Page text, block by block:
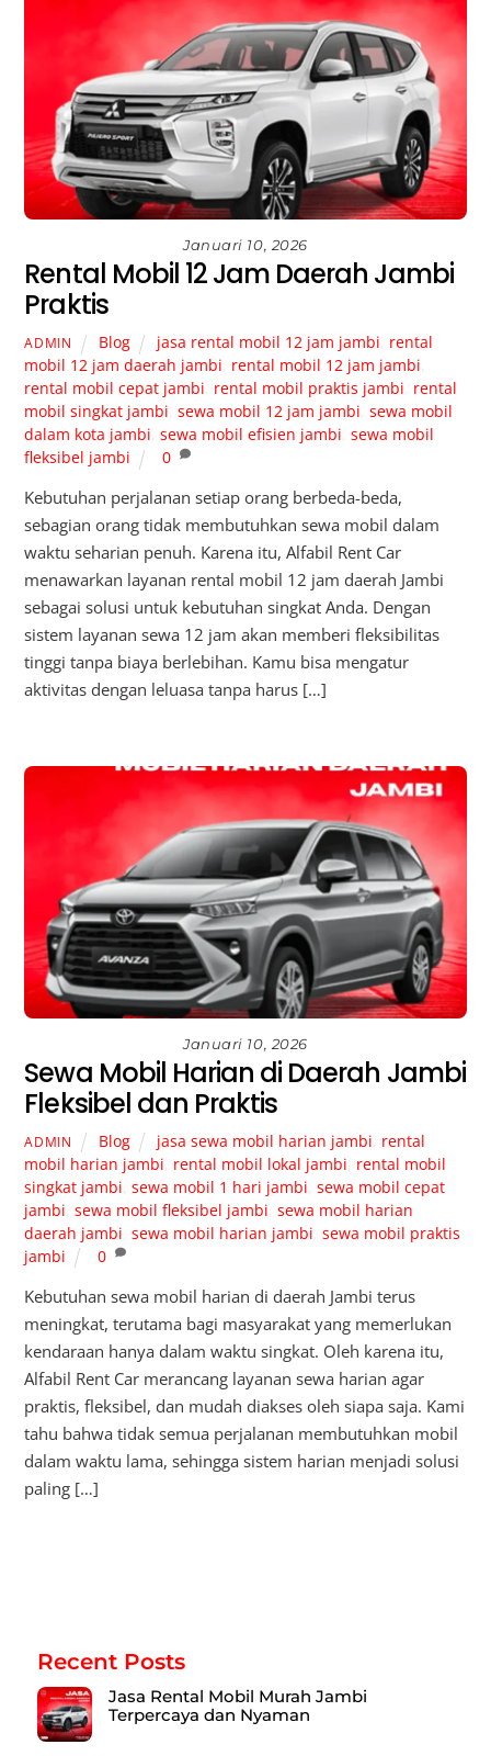
Januari 10, 2026
Rental Mobil 12 Jam Daerah Jambi
Praktis
ADMIN Blog jasa rental mobil 12 jam jambi rental
mobil 12 jam daerah jambi rental mobil 12 jam jambi
rental mobil cepat jambi rental mobil praktis jambi rental
mobil singkat jambi ,sewa mobil 12 jam jambi ,sewa mobil
dalam kota jambi ,sewa mobil efisien jambi ,sewa mobil
fleksibel jambi
0
Kebutuhan perjalanan setiap orang berbeda-beda,
sebagian orang tidak membutuhkan sewa mobil dalam
waktu seharian penuh. Karena itu, Alfabil Rent Car
menawarkan layanan rental mobil 12 jam daerah Jambi
sebagai solusi untuk kebutuhan singkat Anda. Dengan
sistem layanan sewa 12 jam akan memberi fleksibilitas
tinggi tanpa biaya berlebihan. Kamu bisa mengatur
aktivitas dengan leluasa tanpa harus […]
Januari 10, 2026
Sewa Mobil Harian di Daerah Jambi
Fleksibel dan Praktis
ADMIN Blog jasa sewa mobil harian jambi rental
mobil harian jambi rental mobil lokal jambi rental mobil
singkat jambi ,sewa mobil 1 hari jambi ,sewa mobil cepat
jambi ,sewa mobil fleksibel jambi ,sewa mobil harian
daerah jambi ,sewa mobil harian jambi ,sewa mobil praktis
jambi
0
Kebutuhan sewa mobil harian di daerah Jambi terus
meningkat, terutama bagi masyarakat yang memerlukan
kendaraan hanya dalam waktu singkat. Oleh karena itu,
Alfabil Rent Car merancang layanan sewa harian agar
praktis, fleksibel, dan mudah diakses oleh siapa saja. Kami
tahu bahwa tidak semua perjalanan membutuhkan mobil
dalam waktu lama, sehingga sistem harian menjadi solusi
paling […]
Recent Posts
Jasa Rental Mobil Murah Jambi
Terpercaya dan Nyaman